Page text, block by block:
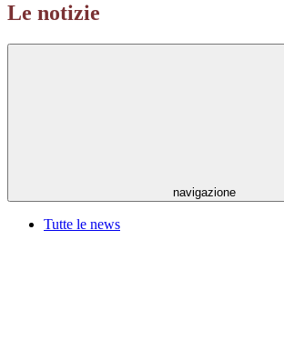
Le notizie
navigazione
Tutte le news